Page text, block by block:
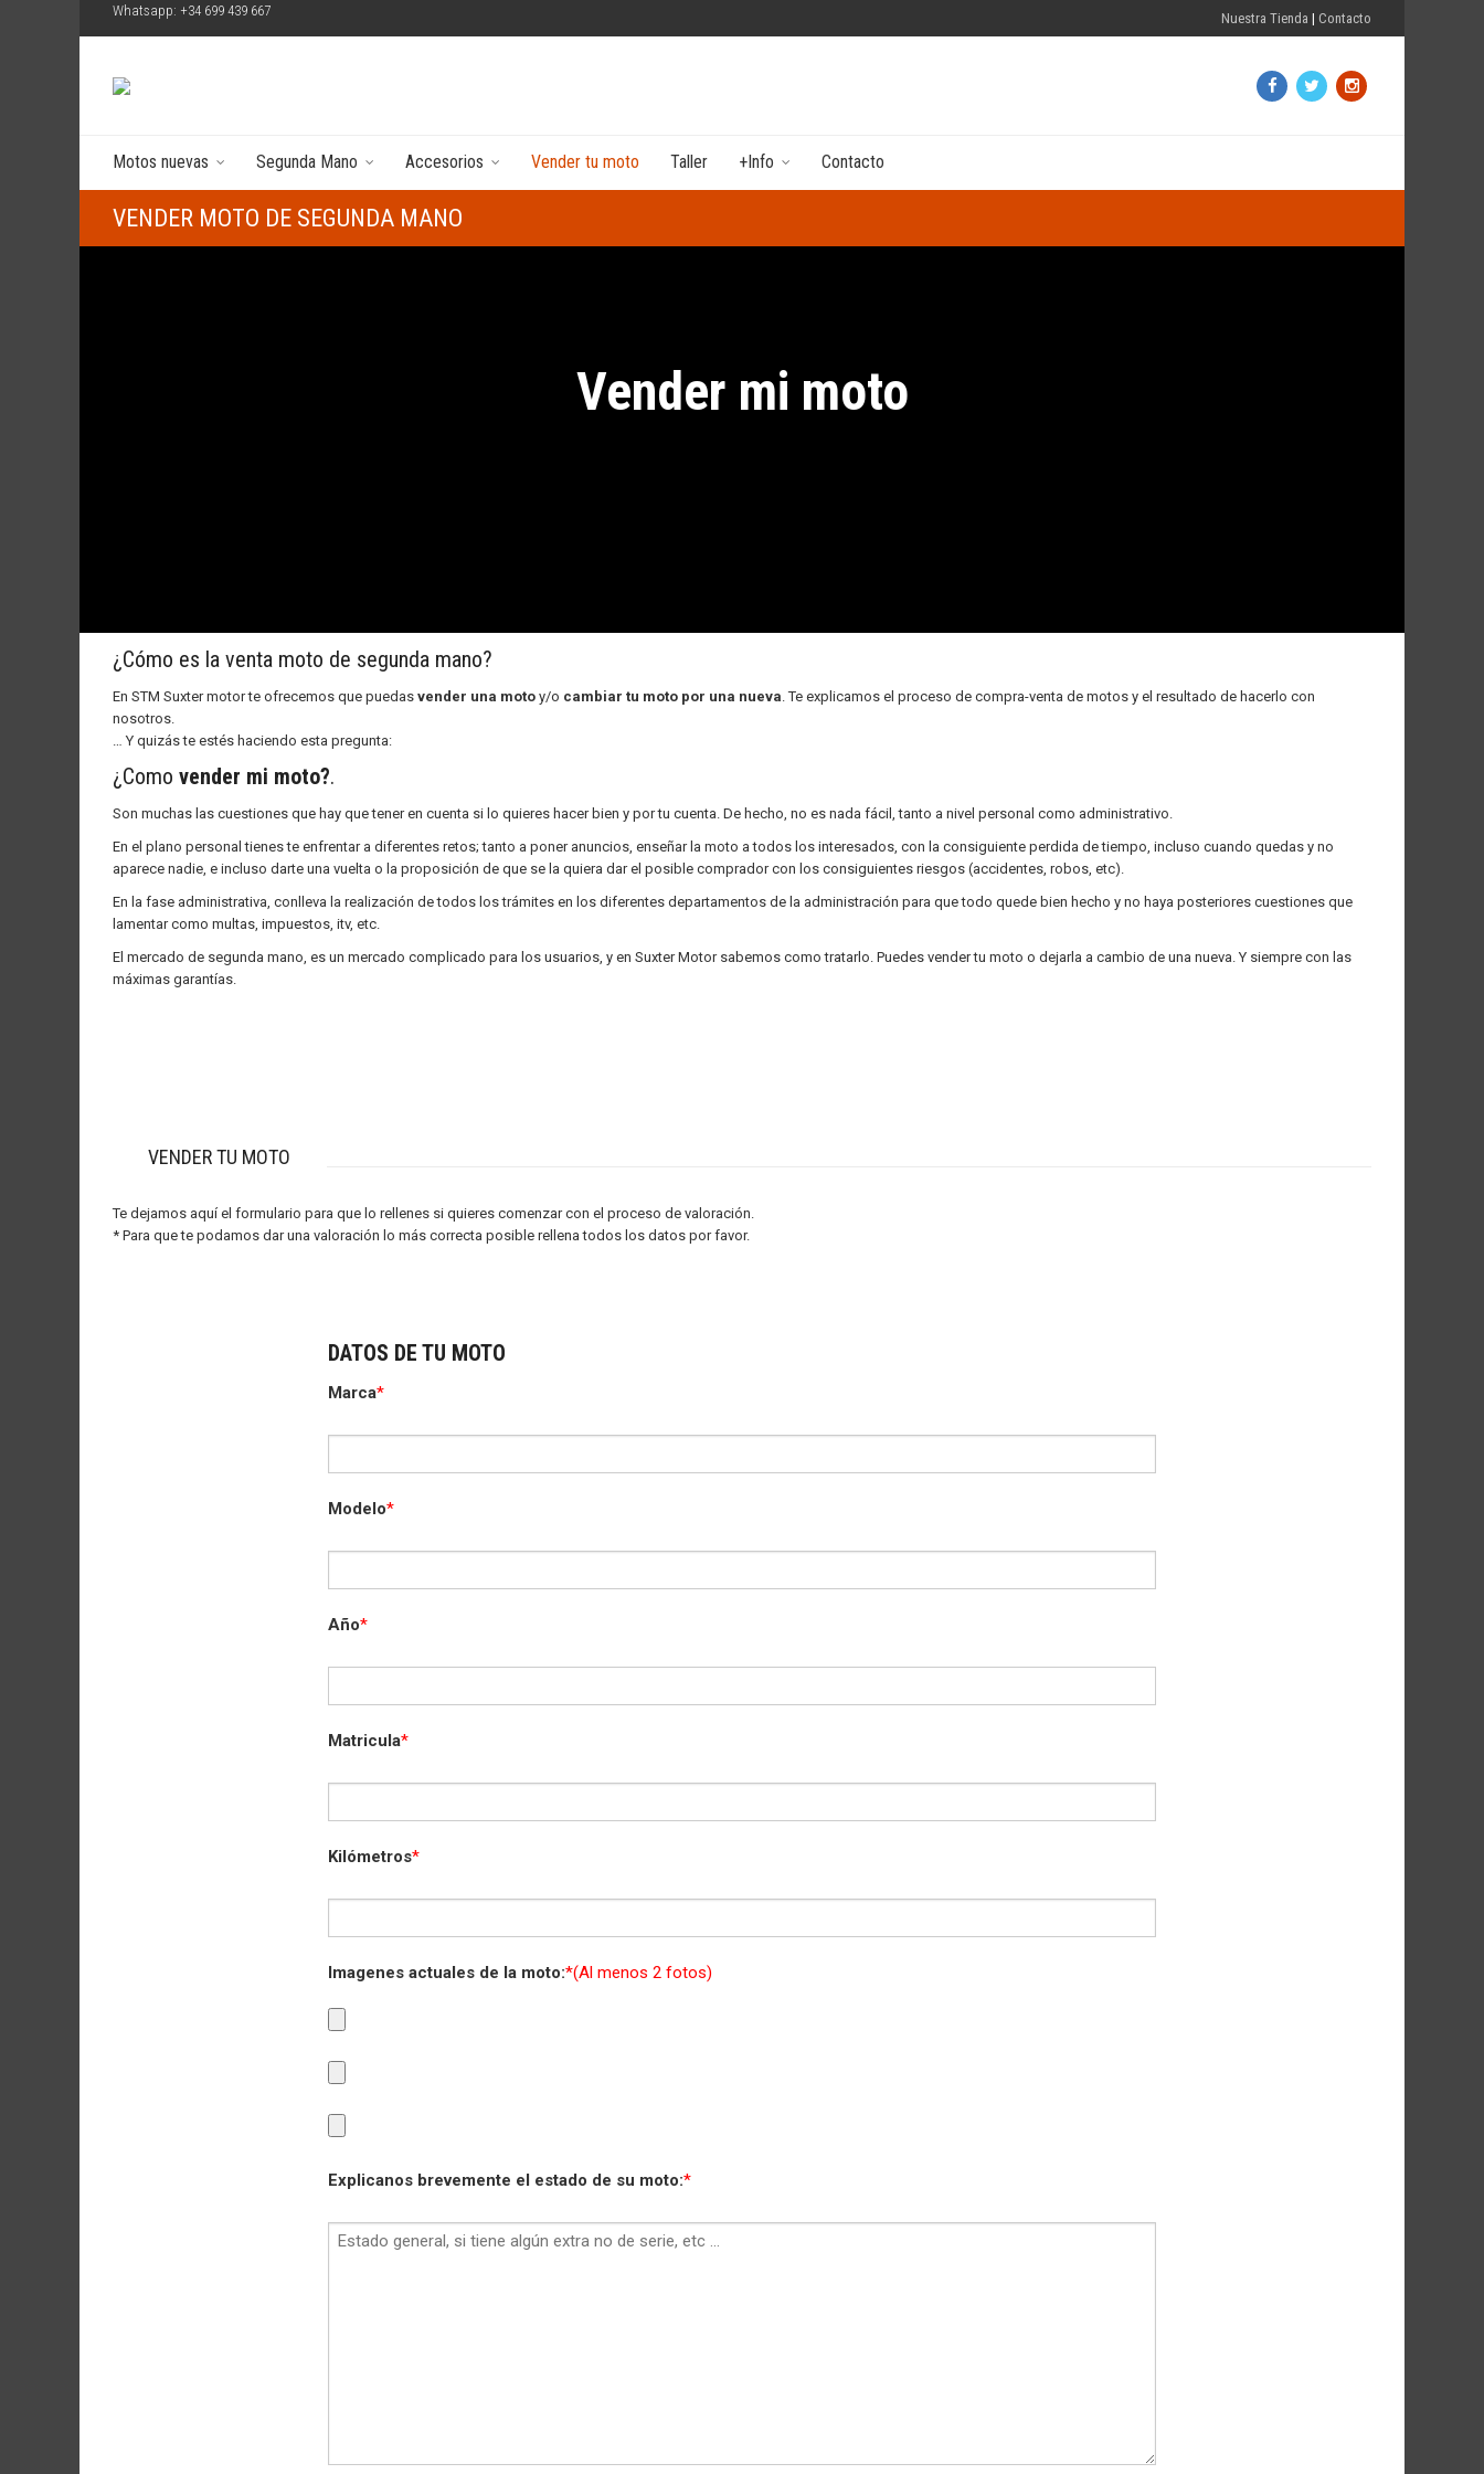
Whatsapp: +34 699 439 667 Nuestra Tienda | Contacto
Motos nuevas Segunda Mano Accesorios Vender tu moto Taller +Info Contacto
VENDER MOTO DE SEGUNDA MANO
Vender mi moto
¿Cómo es la venta moto de segunda mano?
En STM Suxter motor te ofrecemos que puedas vender una moto y/o cambiar tu moto por una nueva. Te explicamos el proceso de compra-venta de motos y el resultado de hacerlo con
nosotros.
… Y quizás te estés haciendo esta pregunta:
¿Como vender mi moto?.
Son muchas las cuestiones que hay que tener en cuenta si lo quieres hacer bien y por tu cuenta. De hecho, no es nada fácil, tanto a nivel personal como administrativo.
En el plano personal tienes te enfrentar a diferentes retos; tanto a poner anuncios, enseñar la moto a todos los interesados, con la consiguiente perdida de tiempo, incluso cuando quedas y no
aparece nadie, e incluso darte una vuelta o la proposición de que se la quiera dar el posible comprador con los consiguientes riesgos (accidentes, robos, etc).
En la fase administrativa, conlleva la realización de todos los trámites en los diferentes departamentos de la administración para que todo quede bien hecho y no haya posteriores cuestiones que
lamentar como multas, impuestos, itv, etc.
El mercado de segunda mano, es un mercado complicado para los usuarios, y en Suxter Motor sabemos como tratarlo. Puedes vender tu moto o dejarla a cambio de una nueva. Y siempre con las
máximas garantías.
VENDER TU MOTO
Te dejamos aquí el formulario para que lo rellenes si quieres comenzar con el proceso de valoración.
* Para que te podamos dar una valoración lo más correcta posible rellena todos los datos por favor.
DATOS DE TU MOTO
Marca*
Modelo*
Año*
Matricula*
Kilómetros*
Imagenes actuales de la moto:*(Al menos 2 fotos)
Explicanos brevemente el estado de su moto:*